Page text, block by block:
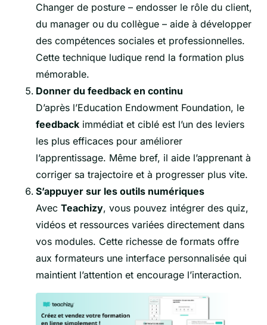
Changer de posture – endosser le rôle du client,
du manager ou du collègue – aide à développer
des compétences sociales et professionnelles.
Cette technique ludique rend la formation plus
mémorable.
Donner du feedback en continu
D’après l’Education Endowment Foundation, le
feedback immédiat et ciblé est l’un des leviers
les plus efficaces pour améliorer
l’apprentissage. Même bref, il aide l’apprenant à
corriger sa trajectoire et à progresser plus vite.
S’appuyer sur les outils numériques
Avec Teachizy, vous pouvez intégrer des quiz,
vidéos et ressources variées directement dans
vos modules. Cette richesse de formats offre
aux formateurs une interface personnalisée qui
maintient l’attention et encourage l’interaction.